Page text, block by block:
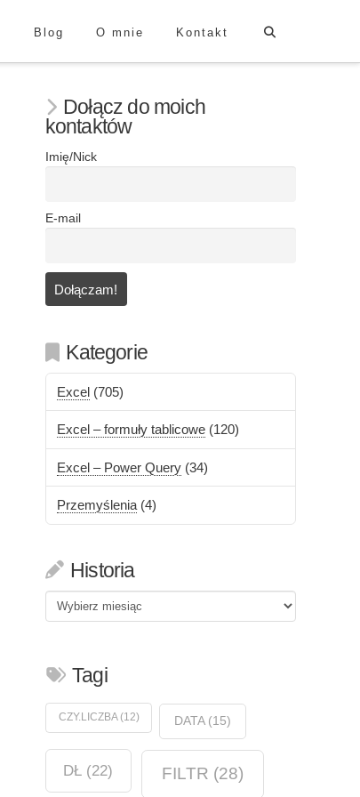
Blog O mnie Kontakt
Dołącz do moich
kontaktów
Imię/Nick
E-mail
Kategorie
Excel (705)
Excel – formuły tablicowe (120)
Excel – Power Query (34)
Przemyślenia (4)
Historia
Historia
Tagi
CZY.LICZBA(12) DATA(15)
DŁ (22) FILTR (28)